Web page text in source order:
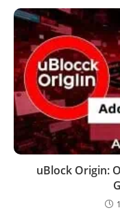
uBlock Origin: